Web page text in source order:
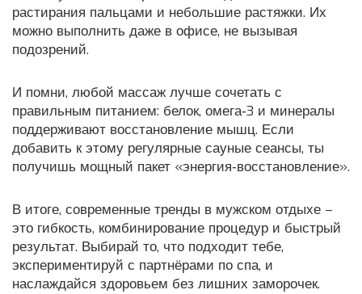
растирания пальцами и небольшие растяжки. Их
можно выполнить даже в офисе, не вызывая
подозрений.
И помни, любой массаж лучше сочетать с
правильным питанием: белок, омега‑3 и минералы
поддерживают восстановление мышц. Если
добавить к этому регулярные сауные сеансы, ты
получишь мощный пакет «энергия‑восстановление».
В итоге, современные тренды в мужском отдыхе –
это гибкость, комбинирование процедур и быстрый
результат. Выбирай то, что подходит тебе,
экспериментируй с партнёрами по спа, и
наслаждайся здоровьем без лишних заморочек.